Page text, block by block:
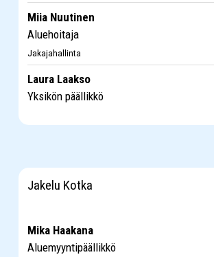
Miia Nuutinen
Aluehoitaja
Jakajahallinta
Laura Laakso
Yksikön päällikkö
Jakelu Kotka
Mika Haakana
Aluemyyntipäällikkö